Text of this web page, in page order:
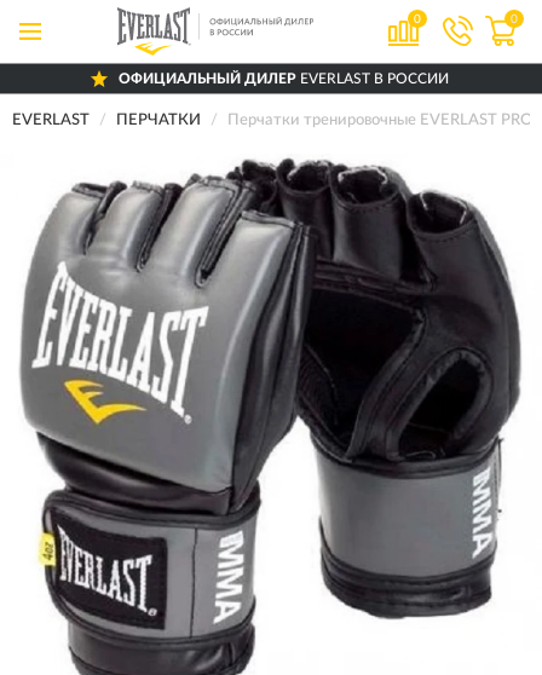
0 0
ОФИЦИАЛЬНЫЙ ДИЛЕР EVERLAST В РОССИИ
EVERLAST ПЕРЧАТКИ Перчатки тренировочные EVERLAST PRO